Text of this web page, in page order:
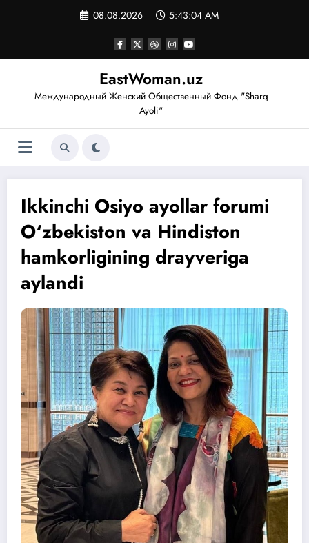
08.08.2026 5:43:05 AM
EastWoman.uz
Международный Женский Общественный Фонд "Sharq
Ayoli"
Ikkinchi Osiyo ayollar forumi
O‘zbekiston va Hindiston
hamkorligining drayveriga
aylandi